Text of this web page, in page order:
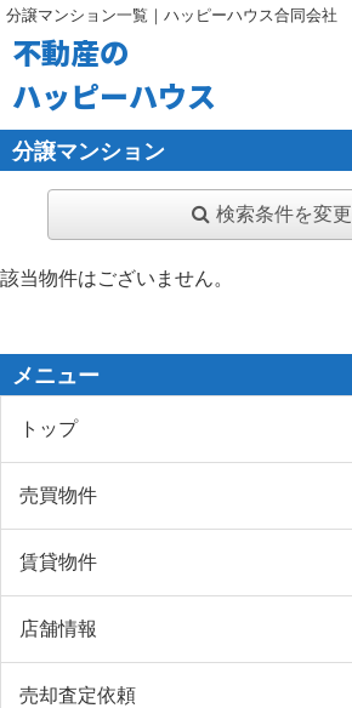
分譲マンション一覧｜ハッピーハウス合同会社
不動産の
ハッピーハウス
分譲マンション
検索条件を変更
該当物件はございません。
メニュー
トップ
売買物件
賃貸物件
店舗情報
売却査定依頼